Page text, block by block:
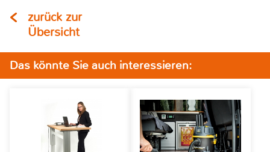
zurück zur
Übersicht
Das könnte Sie auch interessieren: